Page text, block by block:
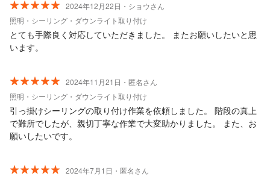
局、その日の13時に変更していただきました。 いざ工事・・・ 脚
立を固定するために、うちの玄関マットを敷かれました。 家のブ
レーカーも切る事なく工事開始、また、切断して飛んでいった電
線のコードも拾う事なく帰って行かれました。 既設していた照明
6,000円。金額も問題なく新しい照明も使えているし、工事に来ら
れた方は良い方だったので ️星4で。細かい事が気になる方は合わ
ないかもなぁと思います。
2024年12月22日・ショウさん
照明・シーリング・ダウンライト取り付け
とても手際良く対応していただきました。 またお願いしたいと思
います。
2024年11月21日・匿名さん
照明・シーリング・ダウンライト取り付け
引っ掛けシーリングの取り付け作業を依頼しました。 階段の真上
で難所でしたが、親切丁寧な作業で大変助かりました。 また、お
願いしたいです。
2024年7月1日・匿名さん